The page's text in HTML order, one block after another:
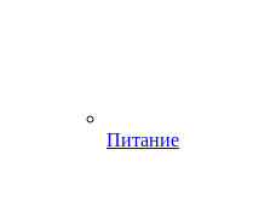
Питание